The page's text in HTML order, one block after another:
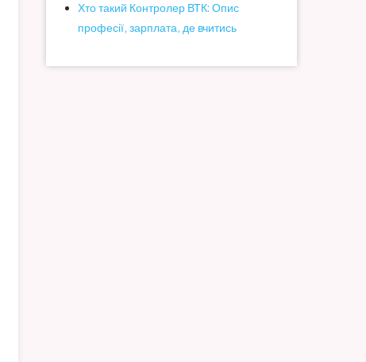
Хто такий Контролер ВТК: Опис
професії, зарплата, де вчитись